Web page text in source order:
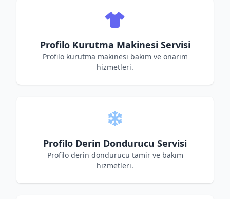
Profilo Kurutma Makinesi Servisi
Profilo kurutma makinesi bakım ve onarım
hizmetleri.
Profilo Derin Dondurucu Servisi
Profilo derin dondurucu tamir ve bakım
hizmetleri.